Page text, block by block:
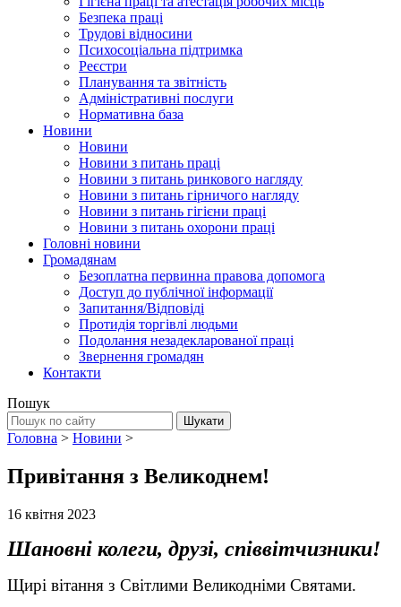
Безпека праці
Трудові відносини
Психосоціальна підтримка
Реєстри
Планування та звітність
Адміністративні послуги
Нормативна база
Новини
Новини
Новини з питань праці
Новини з питань ринкового нагляду
Новини з питань гірничого нагляду
Новини з питань гігієни праці
Новини з питань охорони праці
Головні новини
Громадянам
Безоплатна первинна правова допомога
Доступ до публічної інформації
Запитання/Відповіді
Протидія торгівлі людьми
Подолання незадекларованої праці
Звернення громадян
Контакти
Пошук
Головна > Новини >
Привітання з Великоднем!
16 квітня 2023
Шановні колеги, друзі, співвітчизники!
Щирі вітання з Світлими Великодніми Святами.